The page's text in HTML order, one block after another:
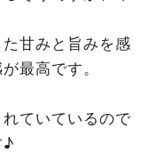
甘みと旨みを感
最高です。
ていているので
♪